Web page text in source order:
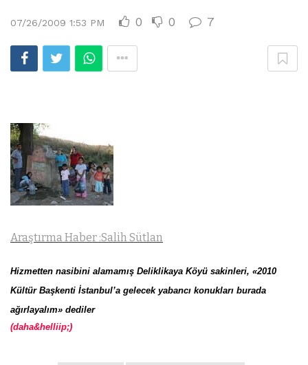
07/26/2009 1:53 PM 0 0 7
Araştırma Haber :Salih Sütlan
Hizmetten nasibini alamamış Deliklikaya Köyü sakinleri, «2010
Kültür Başkenti İstanbul’a gelecek yabancı konukları burada
ağırlayalım» dediler
(daha&helliip;)